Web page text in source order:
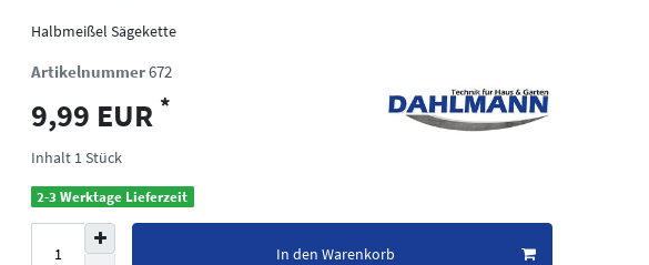
Halbmeißel Sägekette
Artikelnummer672
9,99 EUR *
Inhalt 1Stück
2-3 Werktage Lieferzeit
In den Warenkorb